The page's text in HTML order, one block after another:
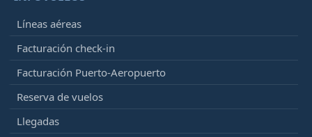
Líneas aéreas
Facturación check-in
Facturación Puerto-Aeropuerto
Reserva de vuelos
Llegadas